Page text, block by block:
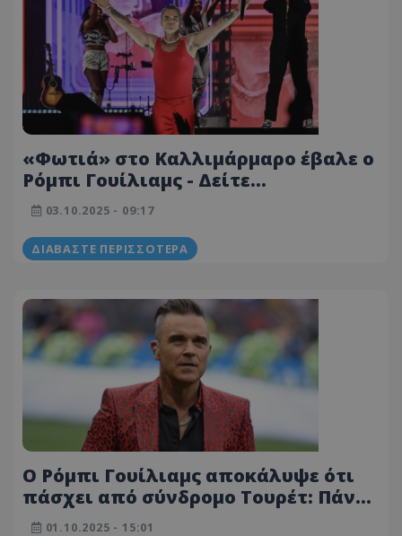
«Φωτιά» στο Καλλιμάρμαρο έβαλε ο
Ρόμπι Γουίλιαμς - Δείτε
φωτογραφίες και βίντεο
03.10.2025 - 09:17
ΔΙΑΒΆΣΤΕ ΠΕΡΙΣΣΌΤΕΡΑ
O Ρόμπι Γουίλιαμς αποκάλυψε ότι
πάσχει από σύνδρομο Τουρέτ: Πάντα
ψάχνεις για τη θεραπεία
01.10.2025 - 15:01